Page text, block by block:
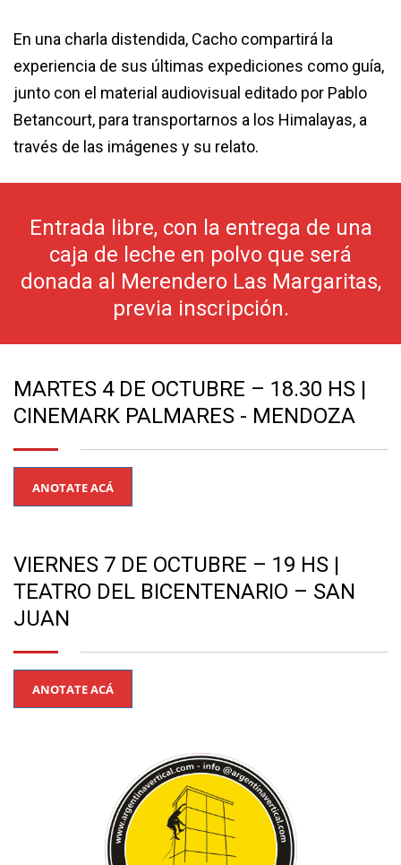
En una charla distendida, Cacho compartirá la
experiencia de sus últimas expediciones como guía,
junto con el material audiovisual editado por Pablo
Betancourt, para transportarnos a los Himalayas, a
través de las imágenes y su relato.
Entrada libre, con la entrega de una
caja de leche en polvo que será
donada al Merendero Las Margaritas,
previa inscripción.
MARTES 4 DE OCTUBRE – 18.30 HS |
CINEMARK PALMARES - MENDOZA
ANOTATE ACÁ
VIERNES 7 DE OCTUBRE – 19 HS |
TEATRO DEL BICENTENARIO – SAN
JUAN
ANOTATE ACÁ